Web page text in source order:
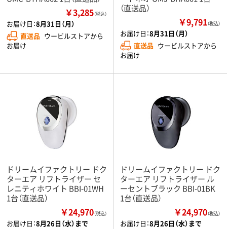
￥3,285（税込）
お届け日：8月31日（月）
直送品 ウービルストアから
お届け
（直送品）
￥9,791（税込）
お届け日：8月31日（月）
直送品 ウービルストアから
お届け
ドリームイファクトリー ドク
ターエア リフトライザー セ
レニティホワイト BBI-01WH
1台（直送品）
￥24,970（税込）
お届け日：8月26日（水）まで
ドリームイファクトリー ドク
ターエア リフトライザー ル
ーセントブラック BBI-01BK
1台（直送品）
￥24,970（税込）
お届け日：8月26日（水）まで